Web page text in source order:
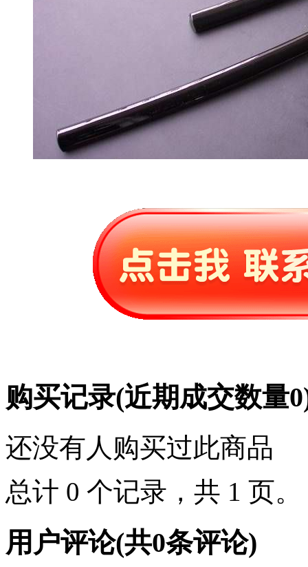
购买记录(近期成交数量0
还没有人购买过此商品
总计 0 个记录，共 1 页。
用户评论(共0条评论)